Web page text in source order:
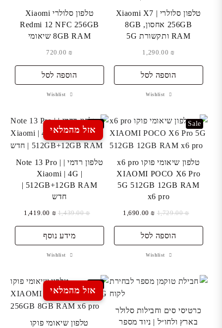
טלפון סלולרי Xiaomi
Redmi 12 NFC 256GB
8GB RAM שיאומי
₪
הוספה לסל
Wishlist
טלפון סלולרי Xiaomi X7 |
256GB אחסון, 8GB
RAM ותקשורת 5G
₪
הוספה לסל
Wishlist
אזל מהמלאי
Sale
טלפון רדמי | Note 13 Pro |
Xiaomi | 4G |
512GB+12GB RAM |
חדש
₪
1,439.00
המחיר
היה:
₪ 1,439.00.
₪
המחיר
₪ 1,419.00.
מידע נוסף
Wishlist
Sale
טלפון שיאומי פוקו x6 pro
XIAOMI POCO X6 Pro
5G 512GB 12GB RAM
x6 pro
₪
1,729.00
המחיר
היה:
₪ 1,729.00.
₪
1,690.00
המחיר
₪ 1,690.00.
הוספה לסל
Wishlist
אזל מהמלאי
Sale
טלפון שיאומי פוקו
כרטיסי סים וחבילות סלולר
בארץ ולחו״ל | ניוד מספר